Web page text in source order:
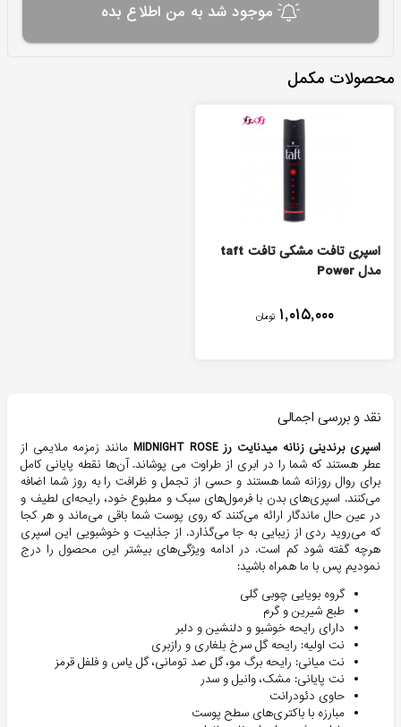
موجود شد به من اطلاع بده
محصولات مکمل
اسپری تافت مشکی تافت taft
مدل Power
۱,۰۱۵,۰۰۰ تومان
نقد و بررسی اجمالی
اسپری برندینی زنانه میدنایت رز MIDNIGHTROSE
مانند زمزمه ملایمی از
عطر هستند که شما را در ابری از طراوت می پوشاند. آن‌ها نقطه پایانی کامل
برای روال روزانه شما هستند و حسی از تجمل و ظرافت را به روز شما اضافه
می‌کنند. اسپری‌های بدن با فرمول‌های سبک و مطبوع خود، رایحه‌ای لطیف و
در عین حال ماندگار ارائه می‌کنند که روی پوست شما باقی می‌ماند و هر کجا
که می‌روید ردی از زیبایی به جا می‌گذارد. از جذابیت و خوشبویی این اسپری
هرچه گفته شود کم است. در ادامه ویژگی‌های بیشتر این محصول را درج
نمودیم پس با ما همراه باشید:
گروه بویایی چوبی گلی
طبع شیرین و گرم
دارای رایحه خوشبو و دلنشین و دلبر
نت اولیه: رایحه گل سرخ بلغاری و رازبری
نت میانی: رایحه برگ مو، گل صد تومانی، گل یاس و فلفل قرمز
نت پایانی: مشک، وانیل و سدر
حاوی دئودرانت
مبارزه با باکتری‌های سطح پوست